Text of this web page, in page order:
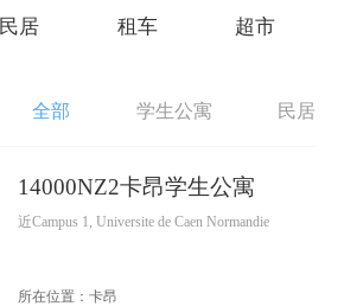
民居 租车 超市
全部 学生公寓 民居
14000NZ2卡昂学生公寓
近Campus 1, Universite de Caen Normandie
所在位置：卡昂